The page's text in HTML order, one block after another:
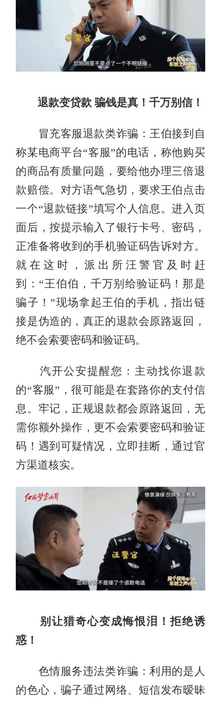
退款变贷款 骗钱是真！千万别信！
冒充客服退款类诈骗：王伯接到自
称某电商平台“客服”的电话，称他购买
的商品有质量问题，要给他办理三倍退
款赔偿。对方语气急切，要求王伯点击
一个“退款链接”填写个人信息。进入页
面后，按提示输入了银行卡号、密码，
正准备将收到的手机验证码告诉对方。
就在这时，派出所汪警官及时赶
到：“王伯伯，千万别给验证码！那是
骗子！”现场拿起王伯的手机，指出链
接是伪造的，真正的退款会原路返回，
绝不会索要密码和验证码。
汽开公安提醒您：主动找你退款
的“客服”，很可能是在套路你的支付信
息。牢记，正规退款都会原路返回，无
需你额外操作，更不会索要密码和验证
码！遇到可疑情况，立即挂断，通过官
方渠道核实。
别让猎奇心变成悔恨泪！拒绝诱
惑！
色情服务违法类诈骗：利用的是人
的色心，骗子通过网络、短信发布暧昧